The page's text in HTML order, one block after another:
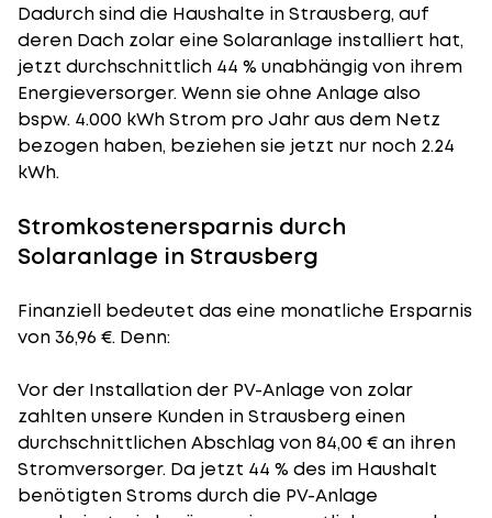
Dadurch sind die Haushalte in Strausberg, auf
deren Dach zolar eine Solaranlage installiert hat,
jetzt durchschnittlich 44 % unabhängig von ihrem
Energieversorger. Wenn sie ohne Anlage also
bspw. 4.000 kWh Strom pro Jahr aus dem Netz
bezogen haben, beziehen sie jetzt nur noch 2.24
kWh.
Stromkostenersparnis durch
Solaranlage in Strausberg
Finanziell bedeutet das eine monatliche Ersparnis
von 36,96 €. Denn:
Vor der Installation der PV-Anlage von zolar
zahlten unsere Kunden in Strausberg einen
durchschnittlichen Abschlag von 84,00 € an ihren
Stromversorger. Da jetzt 44 % des im Haushalt
benötigten Stroms durch die PV-Anlage